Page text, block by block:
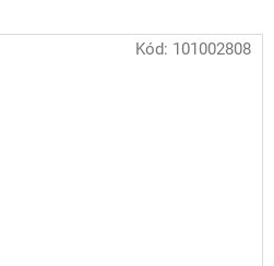
Kód: 101002808